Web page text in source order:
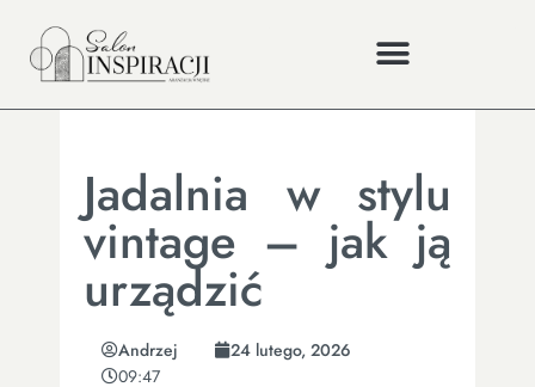
Jadalnia w stylu
vintage – jak ją
urządzić
Andrzej
24 lutego, 2026
09:47